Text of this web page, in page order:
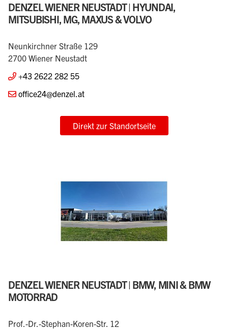
DENZEL WIENER NEUSTADT | HYUNDAI,
MITSUBISHI, MG, MAXUS & VOLVO
Neunkirchner Straße 129
2700 Wiener Neustadt
+43 2622 282 55
office24@denzel.at
Direkt zur Standortseite
DENZEL WIENER NEUSTADT | BMW, MINI & BMW
MOTORRAD
Prof.-Dr.-Stephan-Koren-Str. 12